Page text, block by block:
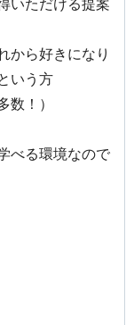
いただける提案
から好きになり
いう方
数！）
べる環境なので